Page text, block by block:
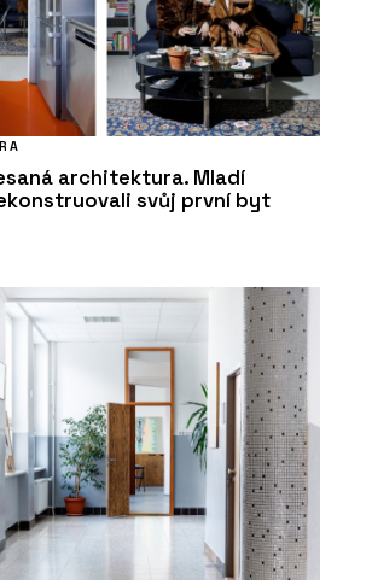
architektura. Mladí
svůj první byt